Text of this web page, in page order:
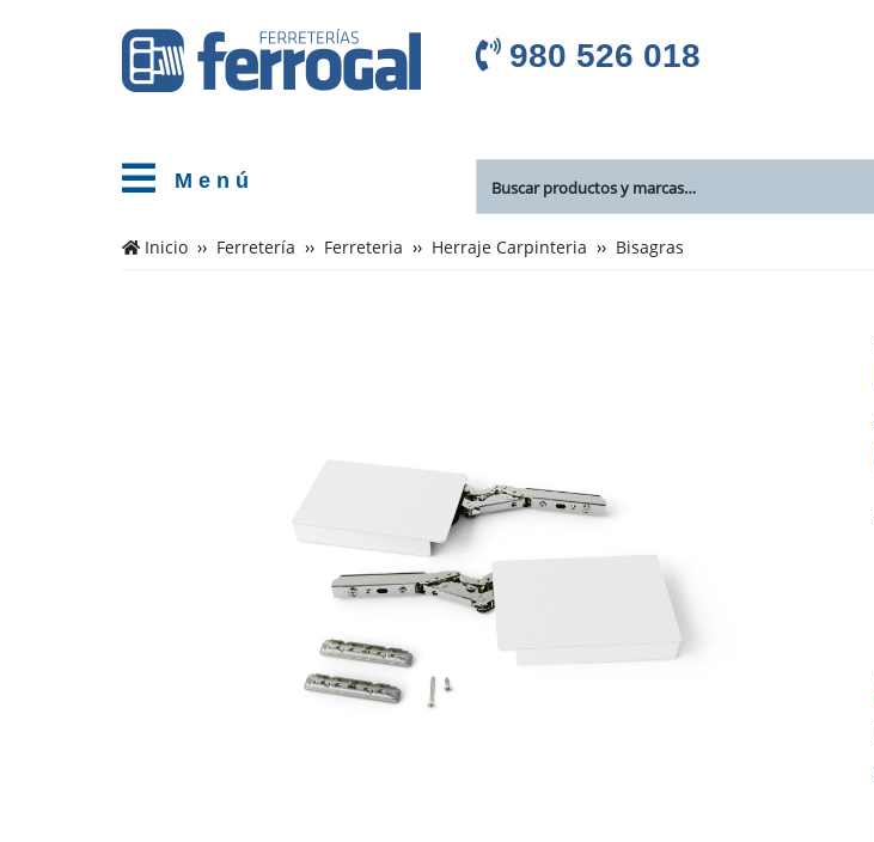
M e n ú
980 526 018
Inicio Ferretería Ferreteria Herraje Carpinteria Bisagras